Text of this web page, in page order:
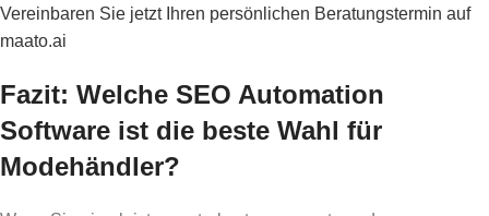
Vereinbaren Sie jetzt Ihren persönlichen Beratungstermin auf
maato.ai
Fazit: Welche SEO Automation
Software ist die beste Wahl für
Modehändler?